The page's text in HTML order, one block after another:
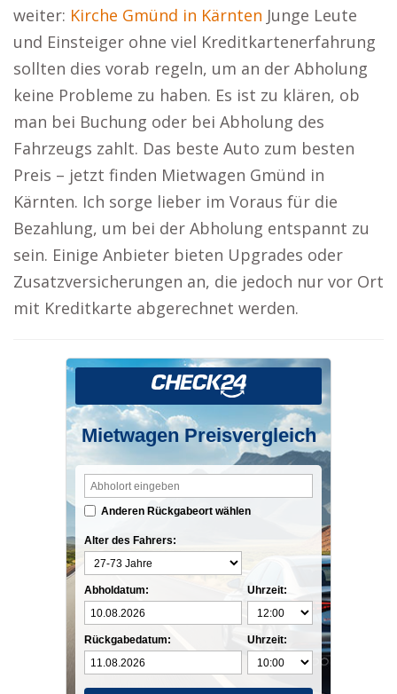
weiter: Kirche Gmünd in Kärnten Junge Leute
und Einsteiger ohne viel Kreditkartenerfahrung
sollten dies vorab regeln, um an der Abholung
keine Probleme zu haben. Es ist zu klären, ob
man bei Buchung oder bei Abholung des
Fahrzeugs zahlt. Das beste Auto zum besten
Preis – jetzt finden Mietwagen Gmünd in
Kärnten. Ich sorge lieber im Voraus für die
Bezahlung, um bei der Abholung entspannt zu
sein. Einige Anbieter bieten Upgrades oder
Zusatzversicherungen an, die jedoch nur vor Ort
mit Kreditkarte abgerechnet werden.
Mietwagen Preisvergleich
Anderen Rückgabeort wählen
Alter des Fahrers:
Abholdatum:
Rückgabedatum:
Uhrzeit:
Uhrzeit: